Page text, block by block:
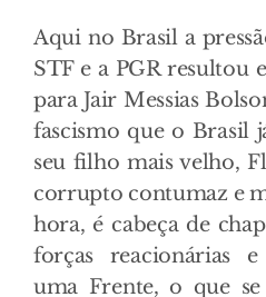
Aqui no Brasil a
STF e a PGR
para Jair Messias
fascismo que o Brasil
seu filho mais velho,
corrupto contumaz e
hora, é cabeça de
forças reacionárias
uma Frente, o que